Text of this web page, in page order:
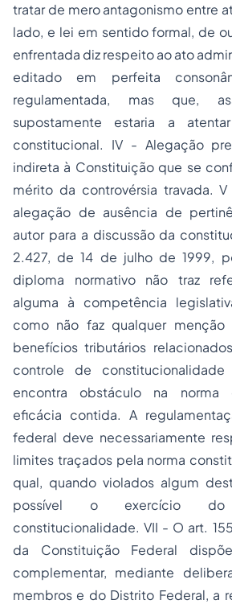
tratar de mero antagonismo entre
lado, e lei em sentido formal, de
enfrentada diz respeito ao ato
editado em perfeita
regulamentada, mas que,
supostamente estaria a
constitucional. IV - Alegação
indireta à Constituição que se
mérito da controvérsia travada.
alegação de ausência de
autor para a discussão da
2.427, de 14 de julho de 1999,
diploma normativo não traz
alguma à competência
como não faz qualquer menção
benefícios tributários
controle de
encontra obstáculo na norma
eficácia contida. A
federal deve necessariamente
limites traçados pela norma
qual, quando violados algum
possível o exercício
constitucionalidade. VII - O art.
da Constituição Federal
complementar, mediante
membros e do Distrito Federal, a